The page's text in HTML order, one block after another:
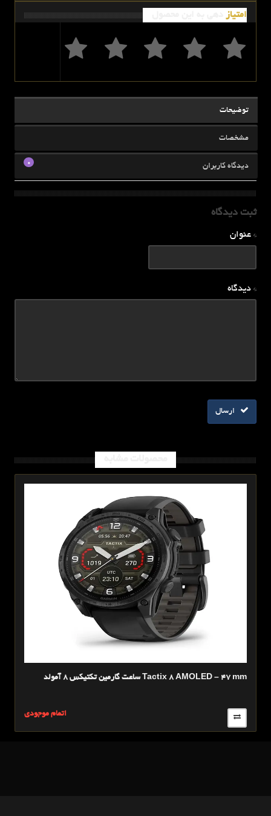
امتیاز
توضیحات
مشخصات
0 دیدگاه کاربران
ثبت دیدگاه
* عنوان
* دیدگاه
ارسال
ساعت گارمين تکتیکس 8 آمولد Tactix 8 AMOLED – 47 mm
اتمام موجودی